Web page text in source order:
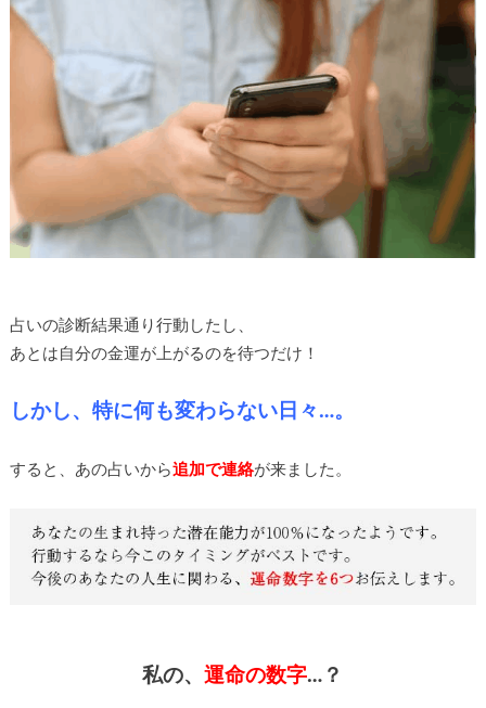
占いの診断結果通り行動したし、
あとは自分の金運が上がるのを待つだけ！
しかし、特に何も変わらない日々…。
すると、あの占いから追加で連絡が来ました。
私の、運命の数字…？